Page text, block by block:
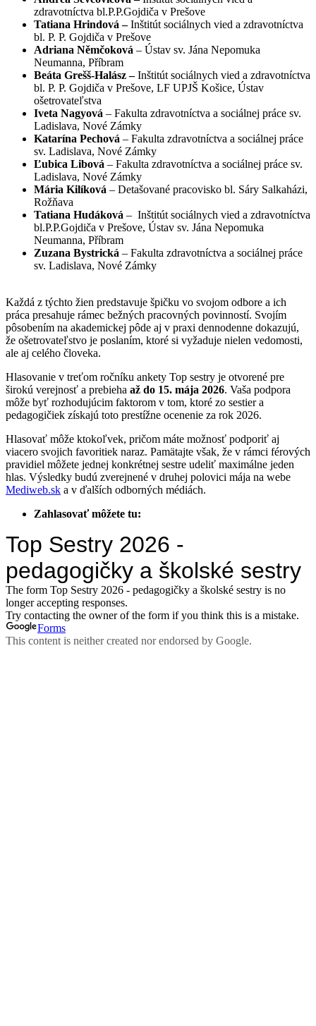
zdravotníctva bl.P.P.Gojdiča v Prešove
Tatiana Hrindová –Inštitút sociálnych vied a zdravotníctva
bl. P. P. Gojdiča v Prešove
Adriana Němčoková – Ústav sv. Jána Nepomuka
Neumanna, Příbram
Beáta Grešš-Halász –Inštitút sociálnych vied a zdravotníctva
bl. P. P. Gojdiča v Prešove, LF UPJŠ Košice, Ústav
ošetrovateľstva
Iveta Nagyová – Fakulta zdravotníctva a sociálnej práce sv.
Ladislava, Nové Zámky
Katarína Pechová – Fakulta zdravotníctva a sociálnej práce
sv. Ladislava, Nové Zámky
Ľubica Libová – Fakulta zdravotníctva a sociálnej práce sv.
Ladislava, Nové Zámky
Mária Kilíková – Detašované pracovisko bl. Sáry Salkaházi,
Rožňava
Tatiana Hudáková – Inštitút sociálnych vied a zdravotníctva
bl.P.P.Gojdiča v Prešove, Ústav sv. Jána Nepomuka
Neumanna, Příbram
Zuzana Bystrická – Fakulta zdravotníctva a sociálnej práce
sv. Ladislava, Nové Zámky
Každá z týchto žien predstavuje špičku vo svojom odbore a ich
práca presahuje rámec bežných pracovných povinností. Svojím
pôsobením na akademickej pôde aj v praxi dennodenne dokazujú,
že ošetrovateľstvo je poslaním, ktoré si vyžaduje nielen vedomosti,
ale aj celého človeka.
Hlasovanie v treťom ročníku ankety Top sestry je otvorené pre
širokú verejnosť a prebieha až do 15. mája 2026. Vaša podpora
môže byť rozhodujúcim faktorom v tom, ktoré zo sestier a
pedagogičiek získajú toto prestížne ocenenie za rok 2026.
Hlasovať môže ktokoľvek, pričom máte možnosť podporiť aj
viacero svojich favoritiek naraz. Pamätajte však, že v rámci férových
pravidiel môžete jednej konkrétnej sestre udeliť maximálne jeden
hlas. Výsledky budú zverejnené v druhej polovici mája na webe
Mediweb.sk a v ďalších odborných médiách.
Zahlasovať môžete tu: